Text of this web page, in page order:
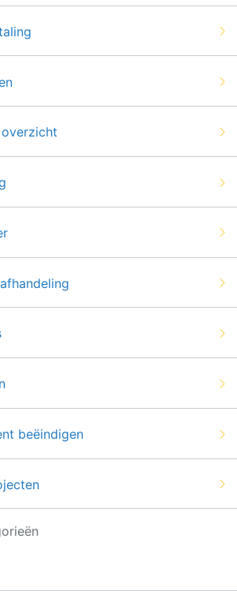
beëindigen